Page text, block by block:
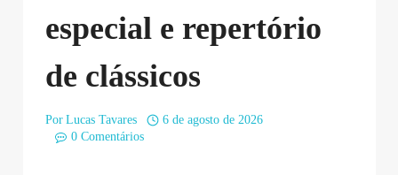
especial e repertório
de clássicos
Por Lucas Tavares
6 de agosto de 2026
0 Comentários